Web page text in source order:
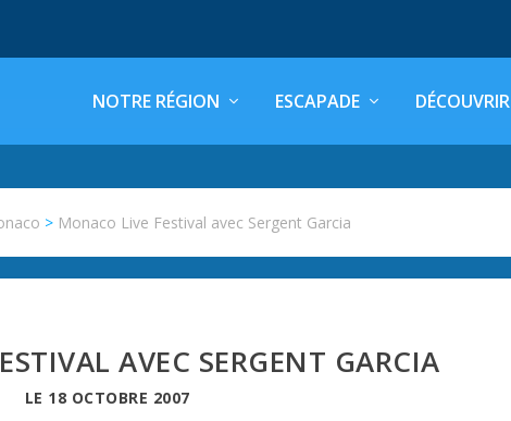
NOTRE RÉGION ESCAPADE DÉCOUVRIR
> Monaco Live Festival avec Sergent Garcia
AVEC SERGENT GARCIA
LE 18 OCTOBRE 2007